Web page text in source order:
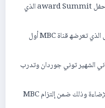
في الشرق الأوسط لعام 2020 وذلك في حفل award Summit الذي
العالمیة Pro Broadcast ،ویعتبر العمل الذي تعرضھ قناة MBC أول
الشھیر توني جوردان وتدرب
سعودیا في الكتابة والتمثیل والإخراج والإضاءة وذلك ضمن إلتزام MBC